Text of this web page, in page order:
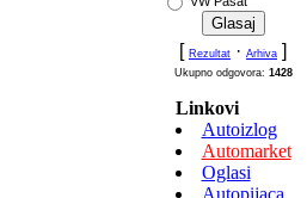
[ Rezultat · Arhiva ]
Ukupno odgovora: 1428
Linkovi
Autoizlog
Automarket
Oglasi
Autopijaca